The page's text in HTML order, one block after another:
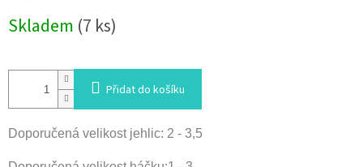
cena:
Skladem (7 ks)
Přidat do košíku
Doporučená velikost jehlic: 2 - 3,5